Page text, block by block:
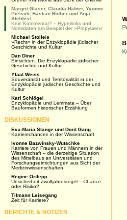
Margrit Glaser, Claudia Häfner, Yvonne
Pietsch, Bastian Röther und Anja
Stehfest
Kein Kommentar? – Hyperlinks und
Normdaten am Beispiel der »Propyläen«
Michael Stolleis
»Recht« in der Enzyklopädie jüdischer
Geschichte und Kultur
Dan Diner
Einsichten. Die Enzyklopädie jüdischer
Geschichte und Kultur
Yfaat Weiss
Souveränität und Territorialität in der
Enzyklopädie jüdischer Geschichte und
Kultur
Karl Schlögel
Enzyklopädie und Lemmata – Über
Bauformen historischer Erzählung
DISKUSSIONEN
Eva-Maria Stange und Dorit Gang
Karrierechancen in der Wissenschaft
Ivonne Bazwinsky-Wutschke
Karriere von Frauen und Männern in der
Wissenschaft – die derzeitige Situation
des Mittelbaus an Universitäten und
Forschungseinrichtungen aus Sicht der
Medizinwissenschaften
Regine Ortlepp
Unsicherheit Zwölfjahresregel – Chance
oder Risiko?
Tilmann Leisegang
Zeit für Karriere?
BERICHTE & NOTIZEN